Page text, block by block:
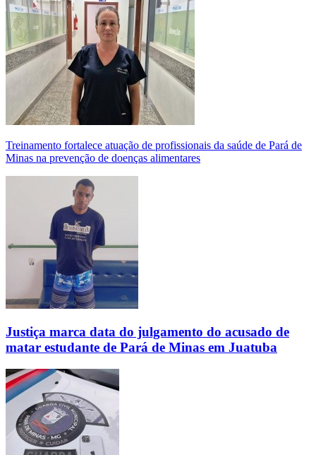
Treinamento fortalece atuação de profissionais da saúde de Pará de
Minas na prevenção de doenças alimentares
Justiça marca data do julgamento do acusado de
matar estudante de Pará de Minas em Juatuba